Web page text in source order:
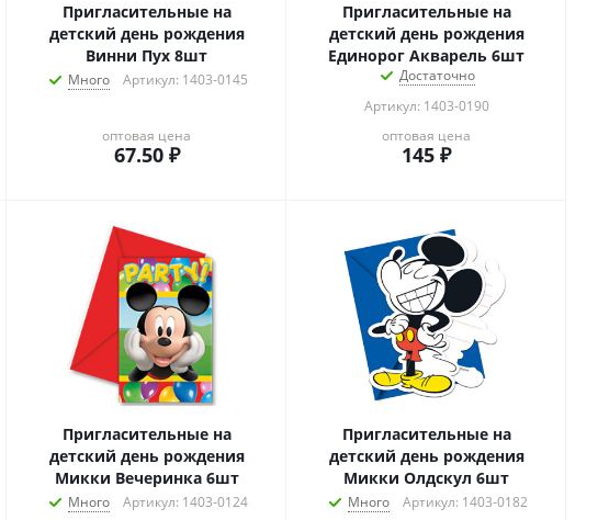
Пригласительные на
детский день рождения
Винни Пух 8шт
Много Артикул: 1403-0145
оптовая цена
67.50₽
Пригласительные на
детский день рождения
Единорог Акварель 6шт
Достаточно
Артикул: 1403-0190
оптовая цена
145 ₽
Пригласительные на
детский день рождения
Микки Вечеринка 6шт
Много
Артикул: 1403-0124
Пригласительные на
детский день рождения
Микки Олдскул 6шт
Много
Артикул: 1403-0182